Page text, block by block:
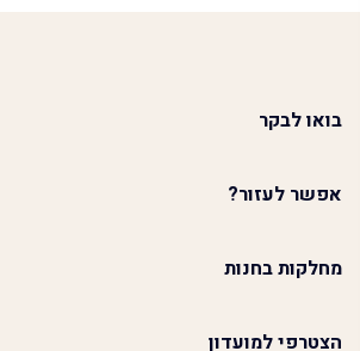
בואו לבקר
אפשר לעזור?
מחלקות בחנות
הצטרפי למועדון